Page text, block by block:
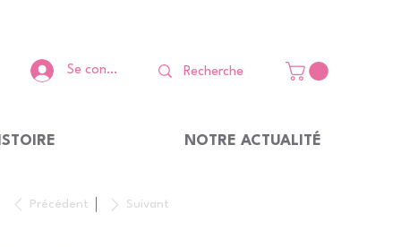
Se connecter
NOTRE ACTUALITÉ
Précédent Suivant